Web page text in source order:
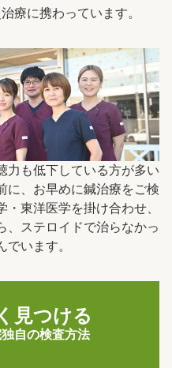
治療に携わっています。
力も低下している方が多い
に、お早めに鍼治療をご検
東洋医学を掛け合わせ、
、ステロイドで治らなかっ
います。
見つける
自の検査方法